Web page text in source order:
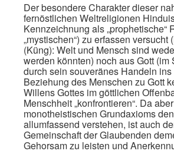
Der besondere Charakter dieser
fernöstlichen Weltreligionen
Kennzeichnung als
„mystischen“) zu erfassen
(Küng): Welt und Mensch sind
werden könnten) noch aus Gott
durch sein souveränes Handeln
Beziehung des Menschen zu Gott
Willens Gottes im göttlichen
Menschheit „konfrontieren“. Da
monotheistischen Grundaxioms
allumfassend verstehen, ist auch
Gemeinschaft der Glaubenden
Gehorsam zu leisten und